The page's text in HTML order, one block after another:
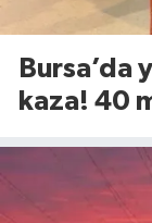
Bursa’da
kaza! 40